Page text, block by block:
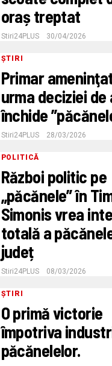
oraș treptat
Stiri24PLUS 30/04/2026
ȘTIRI
Primar
urma deciziei de
închide
Stiri24PLUS 28/03/2026
POLITICĂ
Război politic pe
„păcănele” în
Simonis vrea
totală a
județ
Stiri24PLUS 08/03/2026
ȘTIRI
O primă victorie
împotriva
păcănelelor.